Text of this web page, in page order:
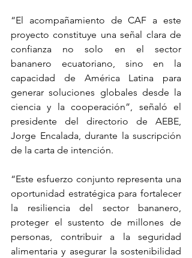
“El acompañamiento de CAF a este
proyecto constituye una señal clara de
confianza no solo en el sector
bananero ecuatoriano, sino en la
capacidad de América Latina para
generar soluciones globales desde la
ciencia y la cooperación”, señaló el
presidente del directorio de AEBE,
Jorge Encalada, durante la suscripción
de la carta de intención.
“Este esfuerzo conjunto representa una
oportunidad estratégica para fortalecer
la resiliencia del sector bananero,
proteger el sustento de millones de
personas, contribuir a la seguridad
alimentaria y asegurar la sostenibilidad